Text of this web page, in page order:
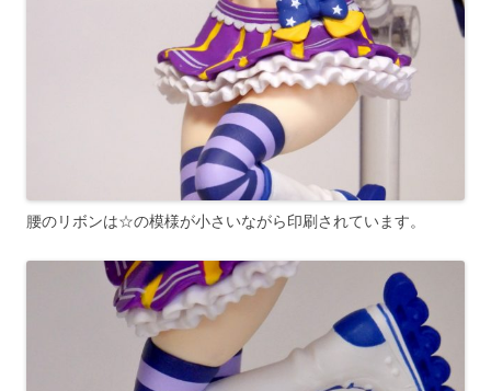
腰のリボンは☆の模様が小さいながら印刷されています。